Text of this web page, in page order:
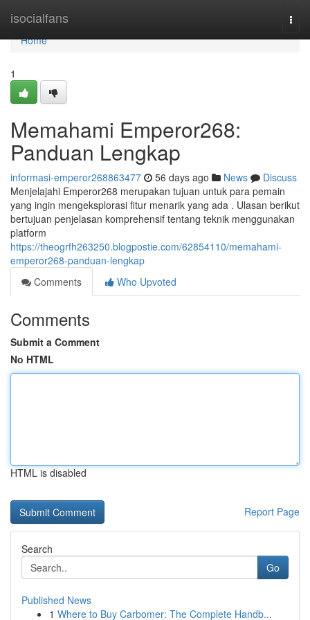
isocialfans
Home
Home
1
Memahami Emperor268:
Panduan Lengkap
informasi-emperor268863477 56 days ago News
Discuss
Menjelajahi Emperor268 merupakan tujuan untuk para pemain
yang ingin mengeksplorasi fitur menarik yang ada . Ulasan berikut
bertujuan penjelasan komprehensif tentang teknik menggunakan
platform
https://theogrfh263250.blogpostie.com/62854110/memahami-
emperor268-panduan-lengkap
Comments
Who Upvoted
Comments
Submit a Comment
No HTML
HTML is disabled
Report Page
Search
Go
Published News
1 Where to Buy Carbomer: The Complete Handb...